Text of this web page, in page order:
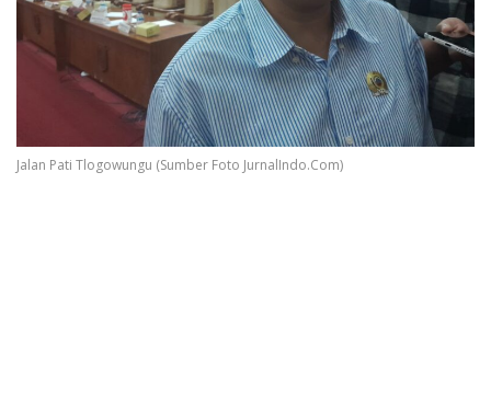
Jalan Pati Tlogowungu (Sumber Foto JurnalIndo.Com)